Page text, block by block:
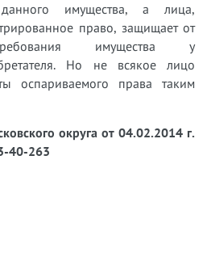
имущества, а лица,
право, защищает от
имущества у
Но не всякое лицо
оспариваемого права таким
округа от 04.02.2014 г.
40-263